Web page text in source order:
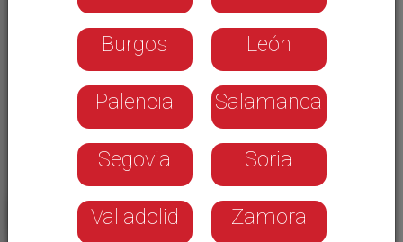
Los mayores, las víctimas más
buscadas en las estadas
Los ciberdelitos aumentan un 6,1 % en Castilla y
León y la Policía recomienda extremar la
precaución ante los intentos de fraude
Burgos León
Palencia Salamanca
Segovia Soria
Valladolid Zamora